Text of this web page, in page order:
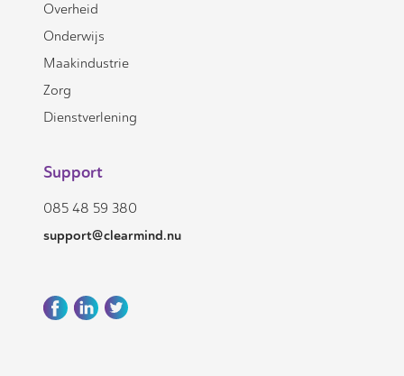
Overheid
Onderwijs
Maakindustrie
Zorg
Dienstverlening
Support
085 48 59 380
support@clearmind.nu